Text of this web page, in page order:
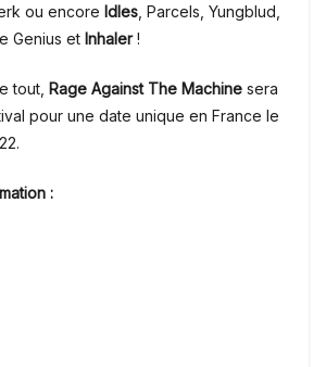
ou encore Idles , Parcels, Yungblud,
Genius et Inhaler!
tout, Rage Against The Machine sera
pour une date unique en France le
: